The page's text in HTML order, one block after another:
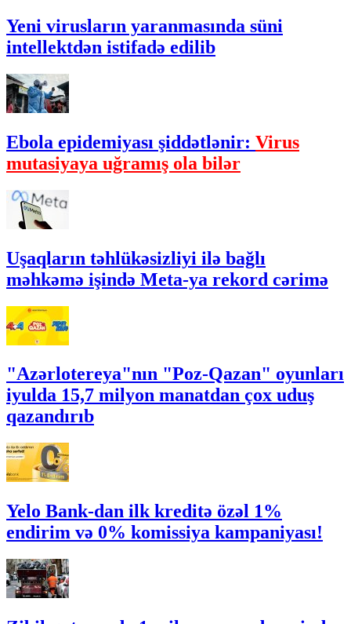
Yeni virusların yaranmasında süni
intellektdən istifadə edilib
Ebola epidemiyası şiddətlənir: Virus
mutasiyaya uğramış ola bilər
Uşaqların təhlükəsizliyi ilə bağlı
məhkəmə işində Meta-ya rekord cərimə
"Azərlotereya"nın "Poz-Qazan" oyunları
iyulda 15,7 milyon manatdan çox uduş
qazandırıb
Yelo Bank-dan ilk kreditə özəl 1%
endirim və 0% komissiya kampaniyası!